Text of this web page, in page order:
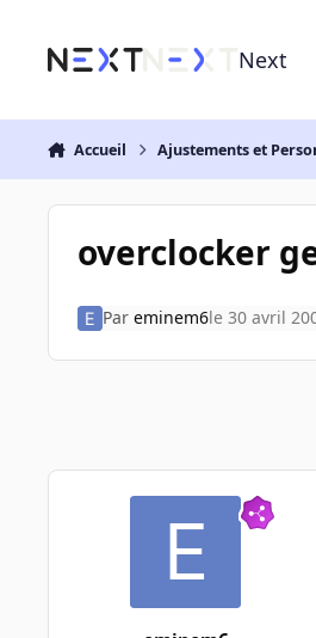
Next
Accueil Ajustements et
overclocker
Par eminem6le 30 avril